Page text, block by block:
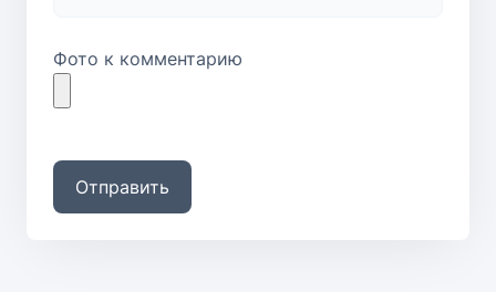
Фото к комментарию
Отправить